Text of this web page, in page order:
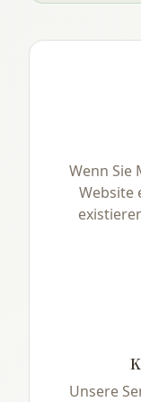
Wenn Sie
Website
Unsere